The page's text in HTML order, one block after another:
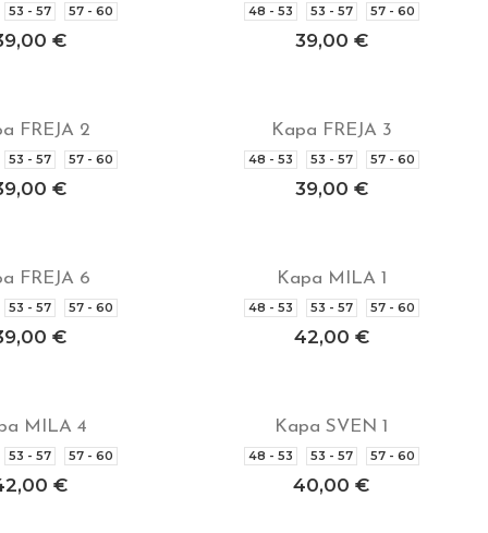
53 - 57 57 - 60
€
48 - 53 53 - 57 57 - 60
39,00 €
možnosti
FREJA 2
53 - 57 57 - 60
€
Izberite možnosti
Kapa FREJA 3
48 - 53 53 - 57 57 - 60
39,00 €
možnosti
FREJA 6
53 - 57 57 - 60
€
Izberite možnosti
Kapa MILA 1
48 - 53 53 - 57 57 - 60
42,00 €
možnosti
MILA 4
53 - 57 57 - 60
€
Izberite možnosti
Kapa SVEN 1
48 - 53 53 - 57 57 - 60
40,00€